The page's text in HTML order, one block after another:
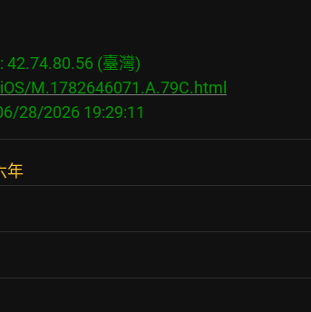
42.74.80.56 (臺灣)
M.1782646071.A.79C.html
年